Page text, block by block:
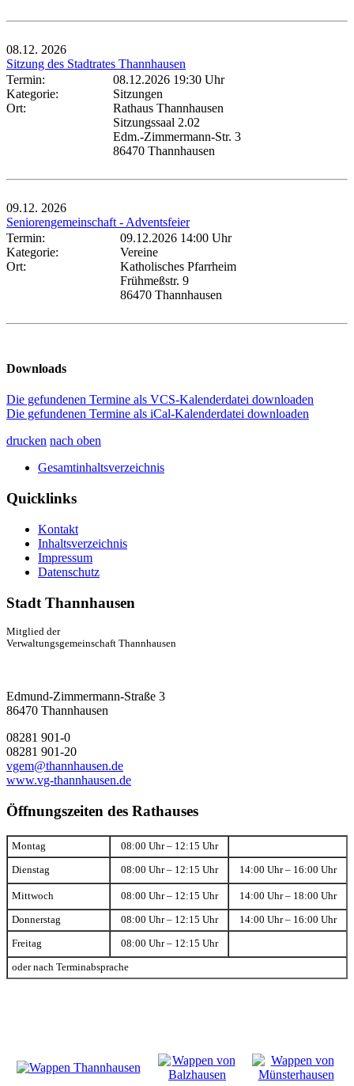
08.12. 2026
Sitzung des Stadtrates Thannhausen
Termin:
08.12.2026 19:30 Uhr
Kategorie:
Sitzungen
Ort:
Rathaus Thannhausen
Sitzungssaal 2.02
Edm.-Zimmermann-Str. 3
86470 Thannhausen
09.12. 2026
Seniorengemeinschaft - Adventsfeier
Termin:
09.12.2026 14:00 Uhr
Kategorie:
Vereine
Ort:
Katholisches Pfarrheim
Frühmeßstr. 9
86470 Thannhausen
Downloads
Die gefundenen Termine als VCS-Kalenderdatei downloaden
Die gefundenen Termine als iCal-Kalenderdatei downloaden
drucken nach oben
Gesamtinhaltsverzeichnis
Quicklinks
Kontakt
Inhaltsverzeichnis
Impressum
Datenschutz
Stadt Thannhausen
Mitglied der
Verwaltungsgemeinschaft Thannhausen
Edmund-Zimmermann-Straße 3
86470 Thannhausen
08281 901-0
08281 901-20
vgem@thannhausen.de
www.vg-thannhausen.de
Öffnungszeiten des Rathauses
Montag 08:00 Uhr – 12:15 Uhr
Dienstag 08:00 Uhr – 12:15 Uhr 14:00 Uhr – 16:00 Uhr
Mittwoch 08:00 Uhr – 12:15 Uhr 14:00 Uhr – 18:00 Uhr
Donnerstag 08:00 Uhr – 12:15 Uhr 14:00 Uhr – 16:00 Uhr
Freitag 08:00 Uhr – 12:15 Uhr
oder nach Terminabsprache